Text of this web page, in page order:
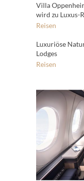
Villa
wird zu Luxus-
Reisen
Luxuriöse
Lodges
Reisen